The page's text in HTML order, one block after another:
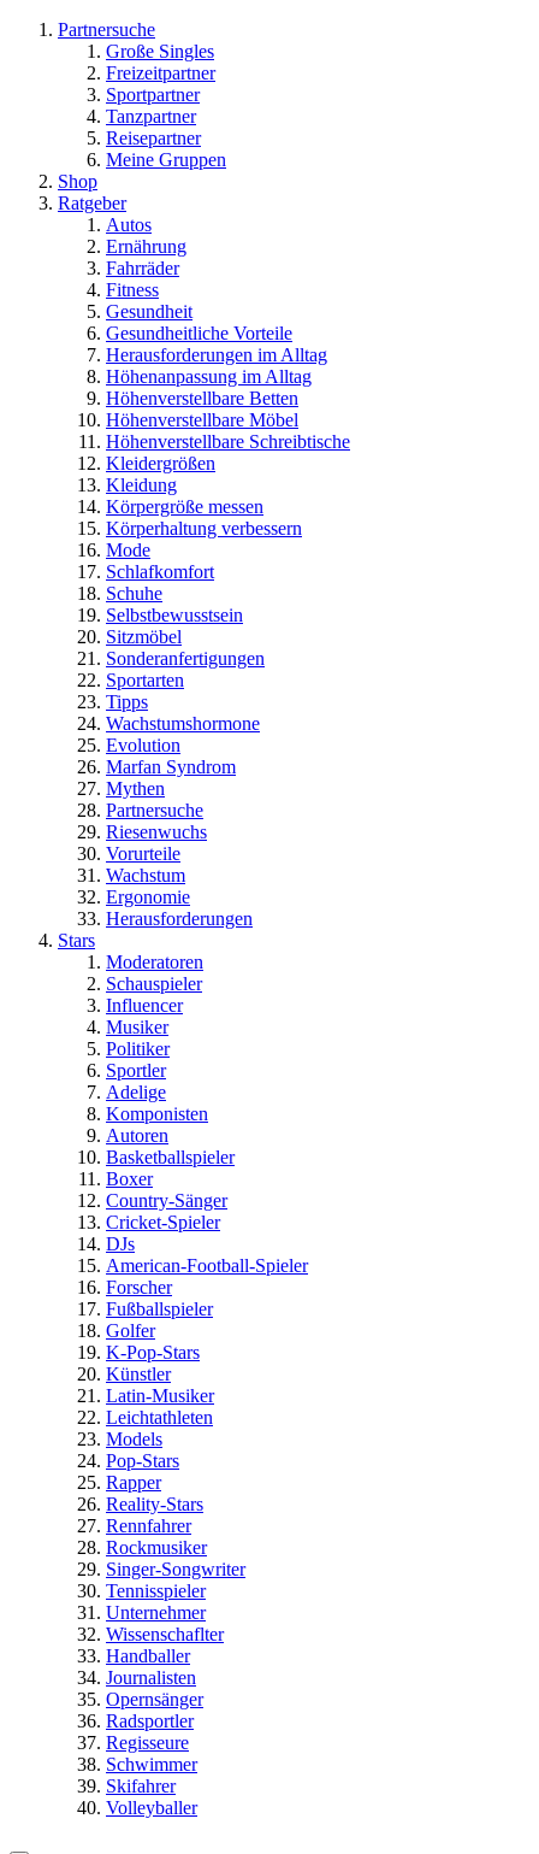
Partnersuche
Große Singles
Freizeitpartner
Sportpartner
Tanzpartner
Reisepartner
Meine Gruppen
Shop
Ratgeber
Autos
Ernährung
Fahrräder
Fitness
Gesundheit
Gesundheitliche Vorteile
Herausforderungen im Alltag
Höhenanpassung im Alltag
Höhenverstellbare Betten
Höhenverstellbare Möbel
Höhenverstellbare Schreibtische
Kleidergrößen
Kleidung
Körpergröße messen
Körperhaltung verbessern
Mode
Schlafkomfort
Schuhe
Selbstbewusstsein
Sitzmöbel
Sonderanfertigungen
Sportarten
Tipps
Wachstumshormone
Evolution
Marfan Syndrom
Mythen
Partnersuche
Riesenwuchs
Vorurteile
Wachstum
Ergonomie
Herausforderungen
Stars
Moderatoren
Schauspieler
Influencer
Musiker
Politiker
Sportler
Adelige
Komponisten
Autoren
Basketballspieler
Boxer
Country-Sänger
Cricket-Spieler
DJs
American-Football-Spieler
Forscher
Fußballspieler
Golfer
K-Pop-Stars
Künstler
Latin-Musiker
Leichtathleten
Models
Pop-Stars
Rapper
Reality-Stars
Rennfahrer
Rockmusiker
Singer-Songwriter
Tennisspieler
Unternehmer
Wissenschaflter
Handballer
Journalisten
Opernsänger
Radsportler
Regisseure
Schwimmer
Skifahrer
Volleyballer